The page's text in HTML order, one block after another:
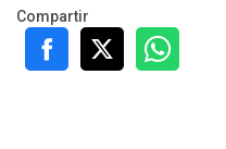
Compartir